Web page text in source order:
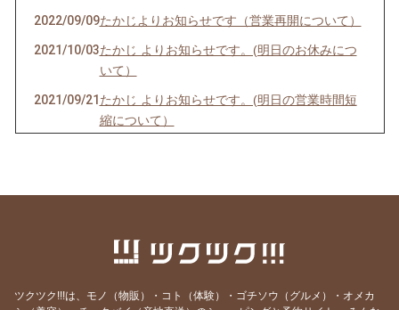
2022/09/09たかじよりお知らせです（営業再開について）
2021/10/03たかじ よりお知らせです。(明日のお休みにつ
いて）
2021/09/21 たかじ よりお知らせです。(明日の営業時間短
縮について）
2021/07/19たかじ よりお知らせです。(明日のお休みにつ
たかじ よりお知らせです。(明日のお休みにつ
2021/03/07たかじ よりお知らせです。(今日・明日のお休
ツクツク!!!は、モノ（物販）・コト（体験）・ゴチソウ（グルメ）・オメカ